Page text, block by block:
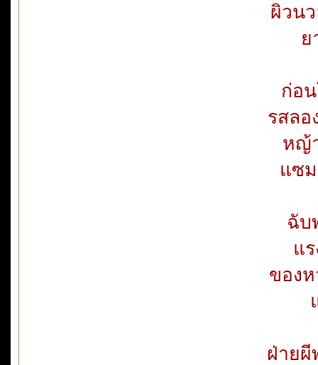
ผิวน
ย
ก่อ
รสลอ
หญ้
แซม
ฉับ
แ
ของ
ฝ่ายผี